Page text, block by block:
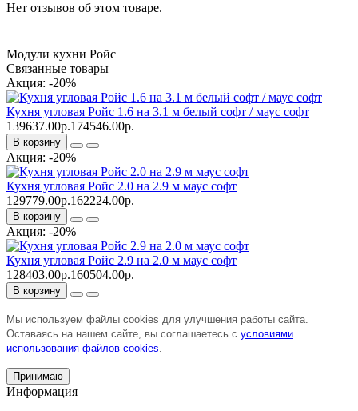
Нет отзывов об этом товаре.
Модули кухни Ройс
Связанные товары
Акция: -20%
Кухня угловая Ройс 1.6 на 3.1 м белый софт / маус софт
139637.00р.174546.00р.
В корзину
Акция: -20%
Кухня угловая Ройс 2.0 на 2.9 м маус софт
129779.00р.162224.00р.
В корзину
Акция: -20%
Кухня угловая Ройс 2.9 на 2.0 м маус софт
128403.00р.160504.00р.
В корзину
Мы используем файлы cookies для улучшения работы сайта.
Оставаясь на нашем сайте, вы соглашаетесь с условиями
использования файлов cookies.
Принимаю
Информация